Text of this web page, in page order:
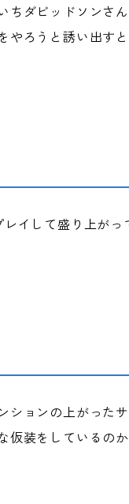
ちダビッドソンさ
やろうと誘い出す
イして盛り上がっ
ションの上がった
装をしているのか